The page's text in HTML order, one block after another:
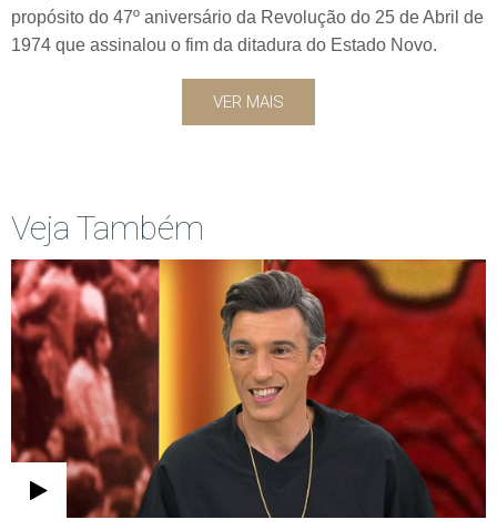
propósito do 47º aniversário da Revolução do 25 de Abril de
1974 que assinalou o fim da ditadura do Estado Novo.
VER MAIS
Veja Também